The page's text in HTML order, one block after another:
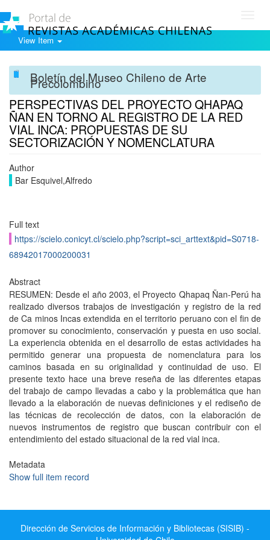
View Item
Boletín del Museo Chileno de Arte
Precolombino
PERSPECTIVAS DEL PROYECTO QHAPAQ
ÑAN EN TORNO AL REGISTRO DE LA RED
VIAL INCA: PROPUESTAS DE SU
SECTORIZACIÓN Y NOMENCLATURA
Author
Bar Esquivel,Alfredo
Full text
https://scielo.conicyt.cl/scielo.php?script=sci_arttext&pid=S0718-
68942017000200031
Abstract
RESUMEN: Desde el año 2003, el Proyecto Qhapaq Ñan-Perú ha
realizado diversos trabajos de investigación y registro de la red
de Ca minos Incas extendida en el territorio peruano con el fin de
promover su conocimiento, conservación y puesta en uso social.
La experiencia obtenida en el desarrollo de estas actividades ha
permitido generar una propuesta de nomenclatura para los
caminos basada en su originalidad y continuidad de uso. El
presente texto hace una breve reseña de las diferentes etapas
del trabajo de campo llevadas a cabo y la problemática que han
llevado a la elaboración de nuevas definiciones y el rediseño de
las técnicas de recolección de datos, con la elaboración de
nuevos instrumentos de registro que buscan contribuir con el
entendimiento del estado situacional de la red vial inca.
Metadata
Show full item record
Dirección de Servicios de Información y Bibliotecas (SISIB) -